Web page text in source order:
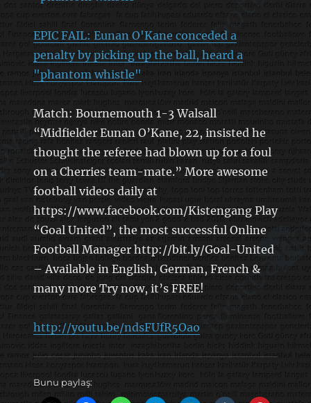
EPIC FAIL: Eunan O'Kane conceded a
penalty by picking up the ball, heard a
"phantom whistle"
Match: Bournemouth 1-3 Walsall
“Midfielder Eunan O’Kane, 22, insisted he
thought the referee had blown up for a foul
on a Cherries team-mate.” More awesome
football videos daily at
https://www.facebook.com/Kistengang Play
“Goal United”, the most successful Online
Football Manager http://bit.ly/Goal-United
– Available in English, German, French &
many more Try now, it’s FREE!
http://youtu.be/ndsFUfR5Oao
Bunu paylaş: